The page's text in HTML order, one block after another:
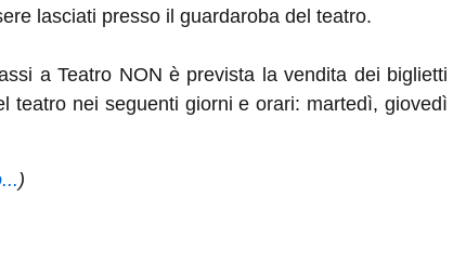
lasciati presso il guardaroba del teatro.
a Teatro NON è prevista la vendita dei biglietti
teatro nei seguenti giorni e orari: martedì, giovedì
)